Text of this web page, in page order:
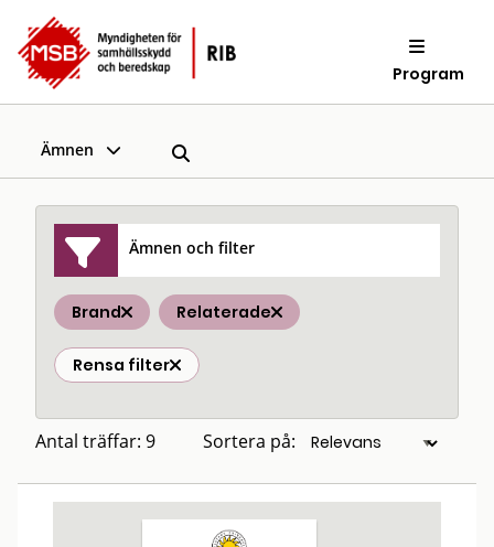
Program
Ämnen
Ämnen och filter
Brand Relaterade
Rensa filter
Antal träffar: 9 Sortera på: